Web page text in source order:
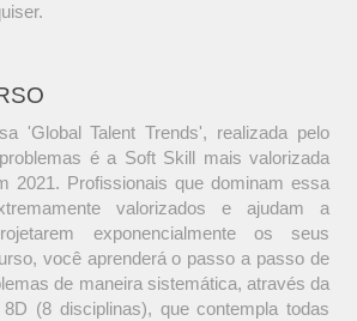
'Global Talent Trends', realizada pelo
é a Soft Skill mais valorizada
2021. Profissionais que dominam essa
valorizados e ajudam a
exponencialmente os seus
você aprenderá o passo a passo de
de maneira sistemática, através da
8D (8 disciplinas), que contempla todas